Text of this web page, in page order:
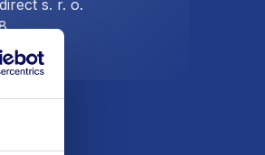
s. r. o.
01